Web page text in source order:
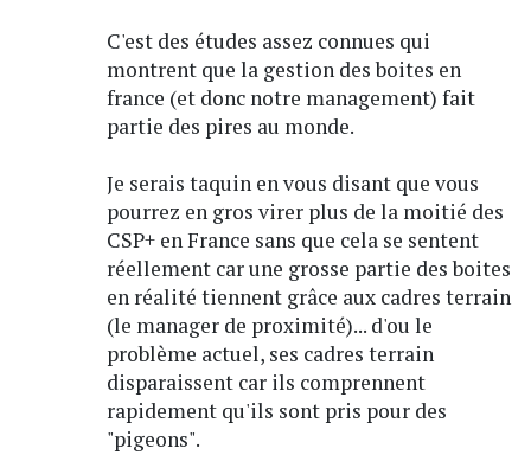
C'est des études assez connues qui
montrent que la gestion des boites en
france (et donc notre management) fait
partie des pires au monde.
Je serais taquin en vous disant que vous
pourrez en gros virer plus de la moitié des
CSP+ en France sans que cela se sentent
réellement car une grosse partie des boites
en réalité tiennent grâce aux cadres terrain
(le manager de proximité)... d'ou le
problème actuel, ses cadres terrain
disparaissent car ils comprennent
rapidement qu'ils sont pris pour des
"pigeons".